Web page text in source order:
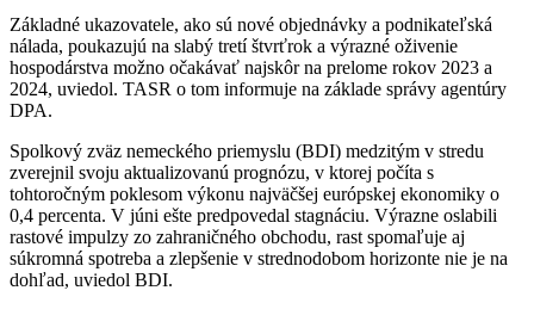
Základné ukazovatele, ako sú nové objednávky a podnikateľská
nálada, poukazujú na slabý tretí štvrťrok a výrazné oživenie
hospodárstva možno očakávať najskôr na prelome rokov 2023 a
2024, uviedol. TASR o tom informuje na základe správy agentúry
DPA.
Spolkový zväz nemeckého priemyslu (BDI) medzitým v stredu
zverejnil svoju aktualizovanú prognózu, v ktorej počíta s
tohtoročným poklesom výkonu najväčšej európskej ekonomiky o
0,4 percenta. V júni ešte predpovedal stagnáciu. Výrazne oslabili
rastové impulzy zo zahraničného obchodu, rast spomaľuje aj
súkromná spotreba a zlepšenie v strednodobom horizonte nie je na
dohľad, uviedol BDI.